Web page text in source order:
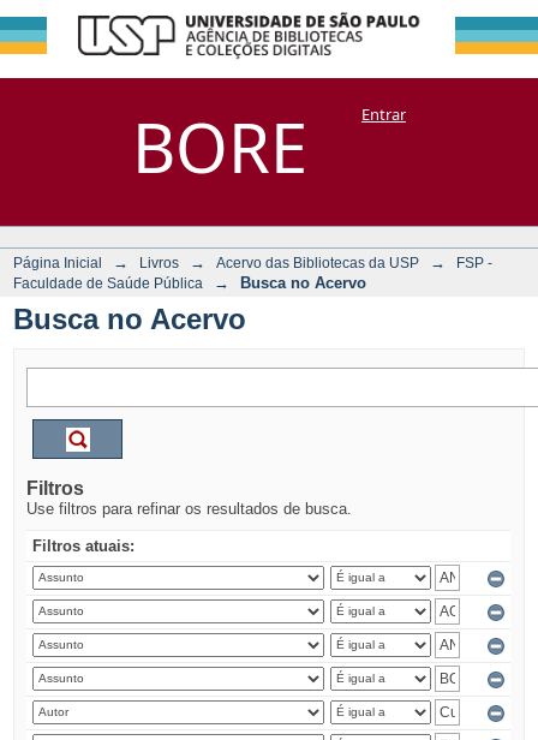
BORE
Busca no Acervo
DSpace/Manakin + CoriscoEntrar
Página Inicial → Livros → Acervo das Bibliotecas da USP →
FSP -
Faculdade de Saúde Pública
→ Busca no Acervo
Busca no Acervo
Filtros
Use filtros para refinar os resultados de busca.
Filtros atuais: